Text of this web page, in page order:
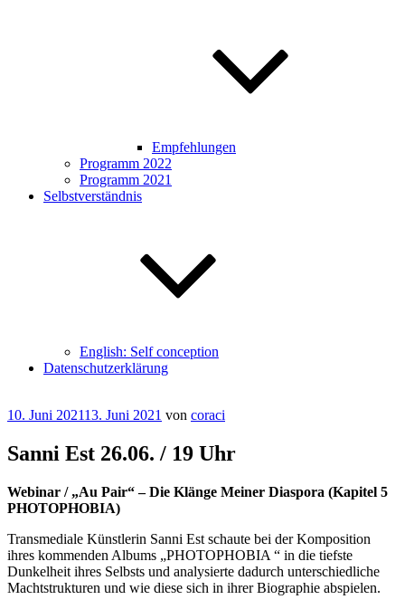
Empfehlungen
Programm 2022
Programm 2021
Selbstverständnis
English: Self conception
Datenschutzerklärung
Veröffentlicht
10. Juni 202113. Juni 2021 von coraci
Sanni Est 26.06. / 19 Uhr
Webinar / „Au Pair“ – Die Klänge Meiner Diaspora (Kapitel 5
PHOTOPHOBIA)
Transmediale Künstlerin Sanni Est schaute bei der Komposition
ihres kommenden Albums „PHOTOPHOBIA “ in die tiefste
Dunkelheit ihres Selbsts und analysierte dadurch unterschiedliche
Machtstrukturen und wie diese sich in ihrer Biographie abspielen.